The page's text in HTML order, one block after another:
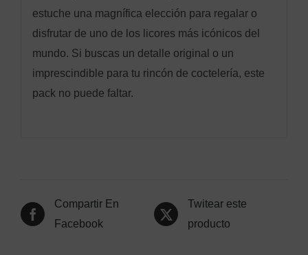
estuche una magnífica elección para regalar o
disfrutar de uno de los licores más icónicos del
mundo. Si buscas un detalle original o un
imprescindible para tu rincón de coctelería, este
pack no puede faltar.
Compartir En
Facebook
Twitear este
producto